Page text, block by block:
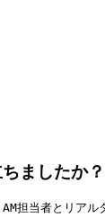
ました
担当者とリア